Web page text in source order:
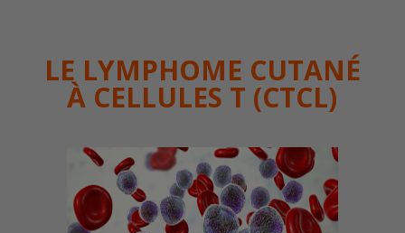
LE LYMPHOME CUTANÉ
À CELLULES T (CTCL)